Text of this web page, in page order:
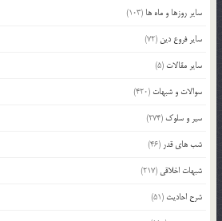
سایر روزها و ماه ها (103)
سایر فروع دین (72)
سایر مقالات (5)
سوالات و شبهات (420)
سیر و سلوک (274)
شب های قدر (46)
شبهات اخلاقی (217)
شرح احادیث (51)